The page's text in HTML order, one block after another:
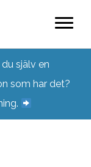
själv en
som har det?